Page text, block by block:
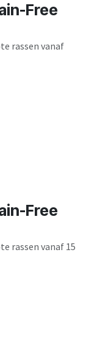
Free
rassen vanaf
Free
rassen vanaf 15